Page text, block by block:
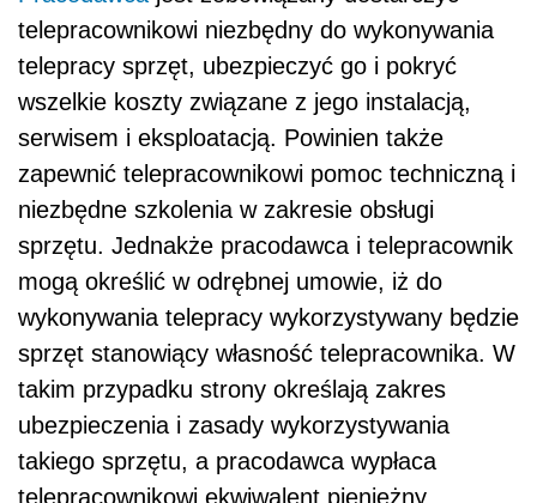
telepracownikowi niezbędny do wykonywania
telepracy sprzęt, ubezpieczyć go i pokryć
wszelkie koszty związane z jego instalacją,
serwisem i eksploatacją. Powinien także
zapewnić telepracownikowi pomoc techniczną i
niezbędne szkolenia w zakresie obsługi
sprzętu. Jednakże pracodawca i telepracownik
mogą określić w odrębnej umowie, iż do
wykonywania telepracy wykorzystywany będzie
sprzęt stanowiący własność telepracownika. W
takim przypadku strony określają zakres
ubezpieczenia i zasady wykorzystywania
takiego sprzętu, a pracodawca wypłaca
telepracownikowi ekwiwalent pieniężny,